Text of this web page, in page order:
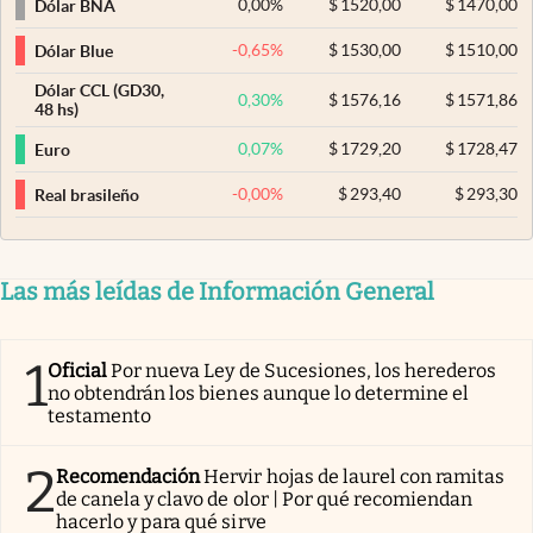
Dólar BNA
0,00% $ 1520,00 $1470,00
Dólar Blue -0,65% $ 1530,00 $1510,00
Dólar CCL (GD30,
48 hs)
0,30% $ 1576,16 $1571,86
Euro 0,07% $ 1729,20 $1728,47
Real brasileño -0,00% $293,40 $293,30
Las más leídas de Información General
1OficialPor nueva Ley de Sucesiones, los herederos
no obtendrán los bienes aunque lo determine el
testamento
2RecomendaciónHervir hojas de laurel con ramitas
de canela y clavo de olor | Por qué recomiendan
hacerlo y para qué sirve